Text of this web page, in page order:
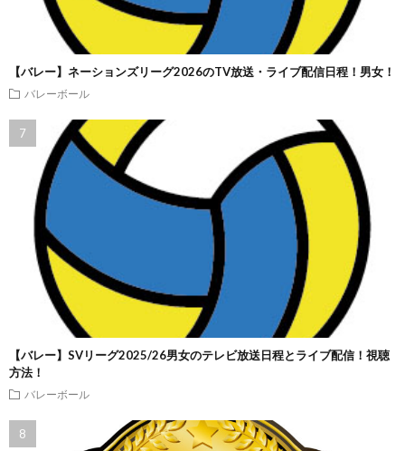
【バレー】ネーションズリーグ2026のTV放送・ライブ配信日程！男女！
バレーボール
【バレー】SVリーグ2025/26男女のテレビ放送日程とライブ配信！視聴
方法！
バレーボール